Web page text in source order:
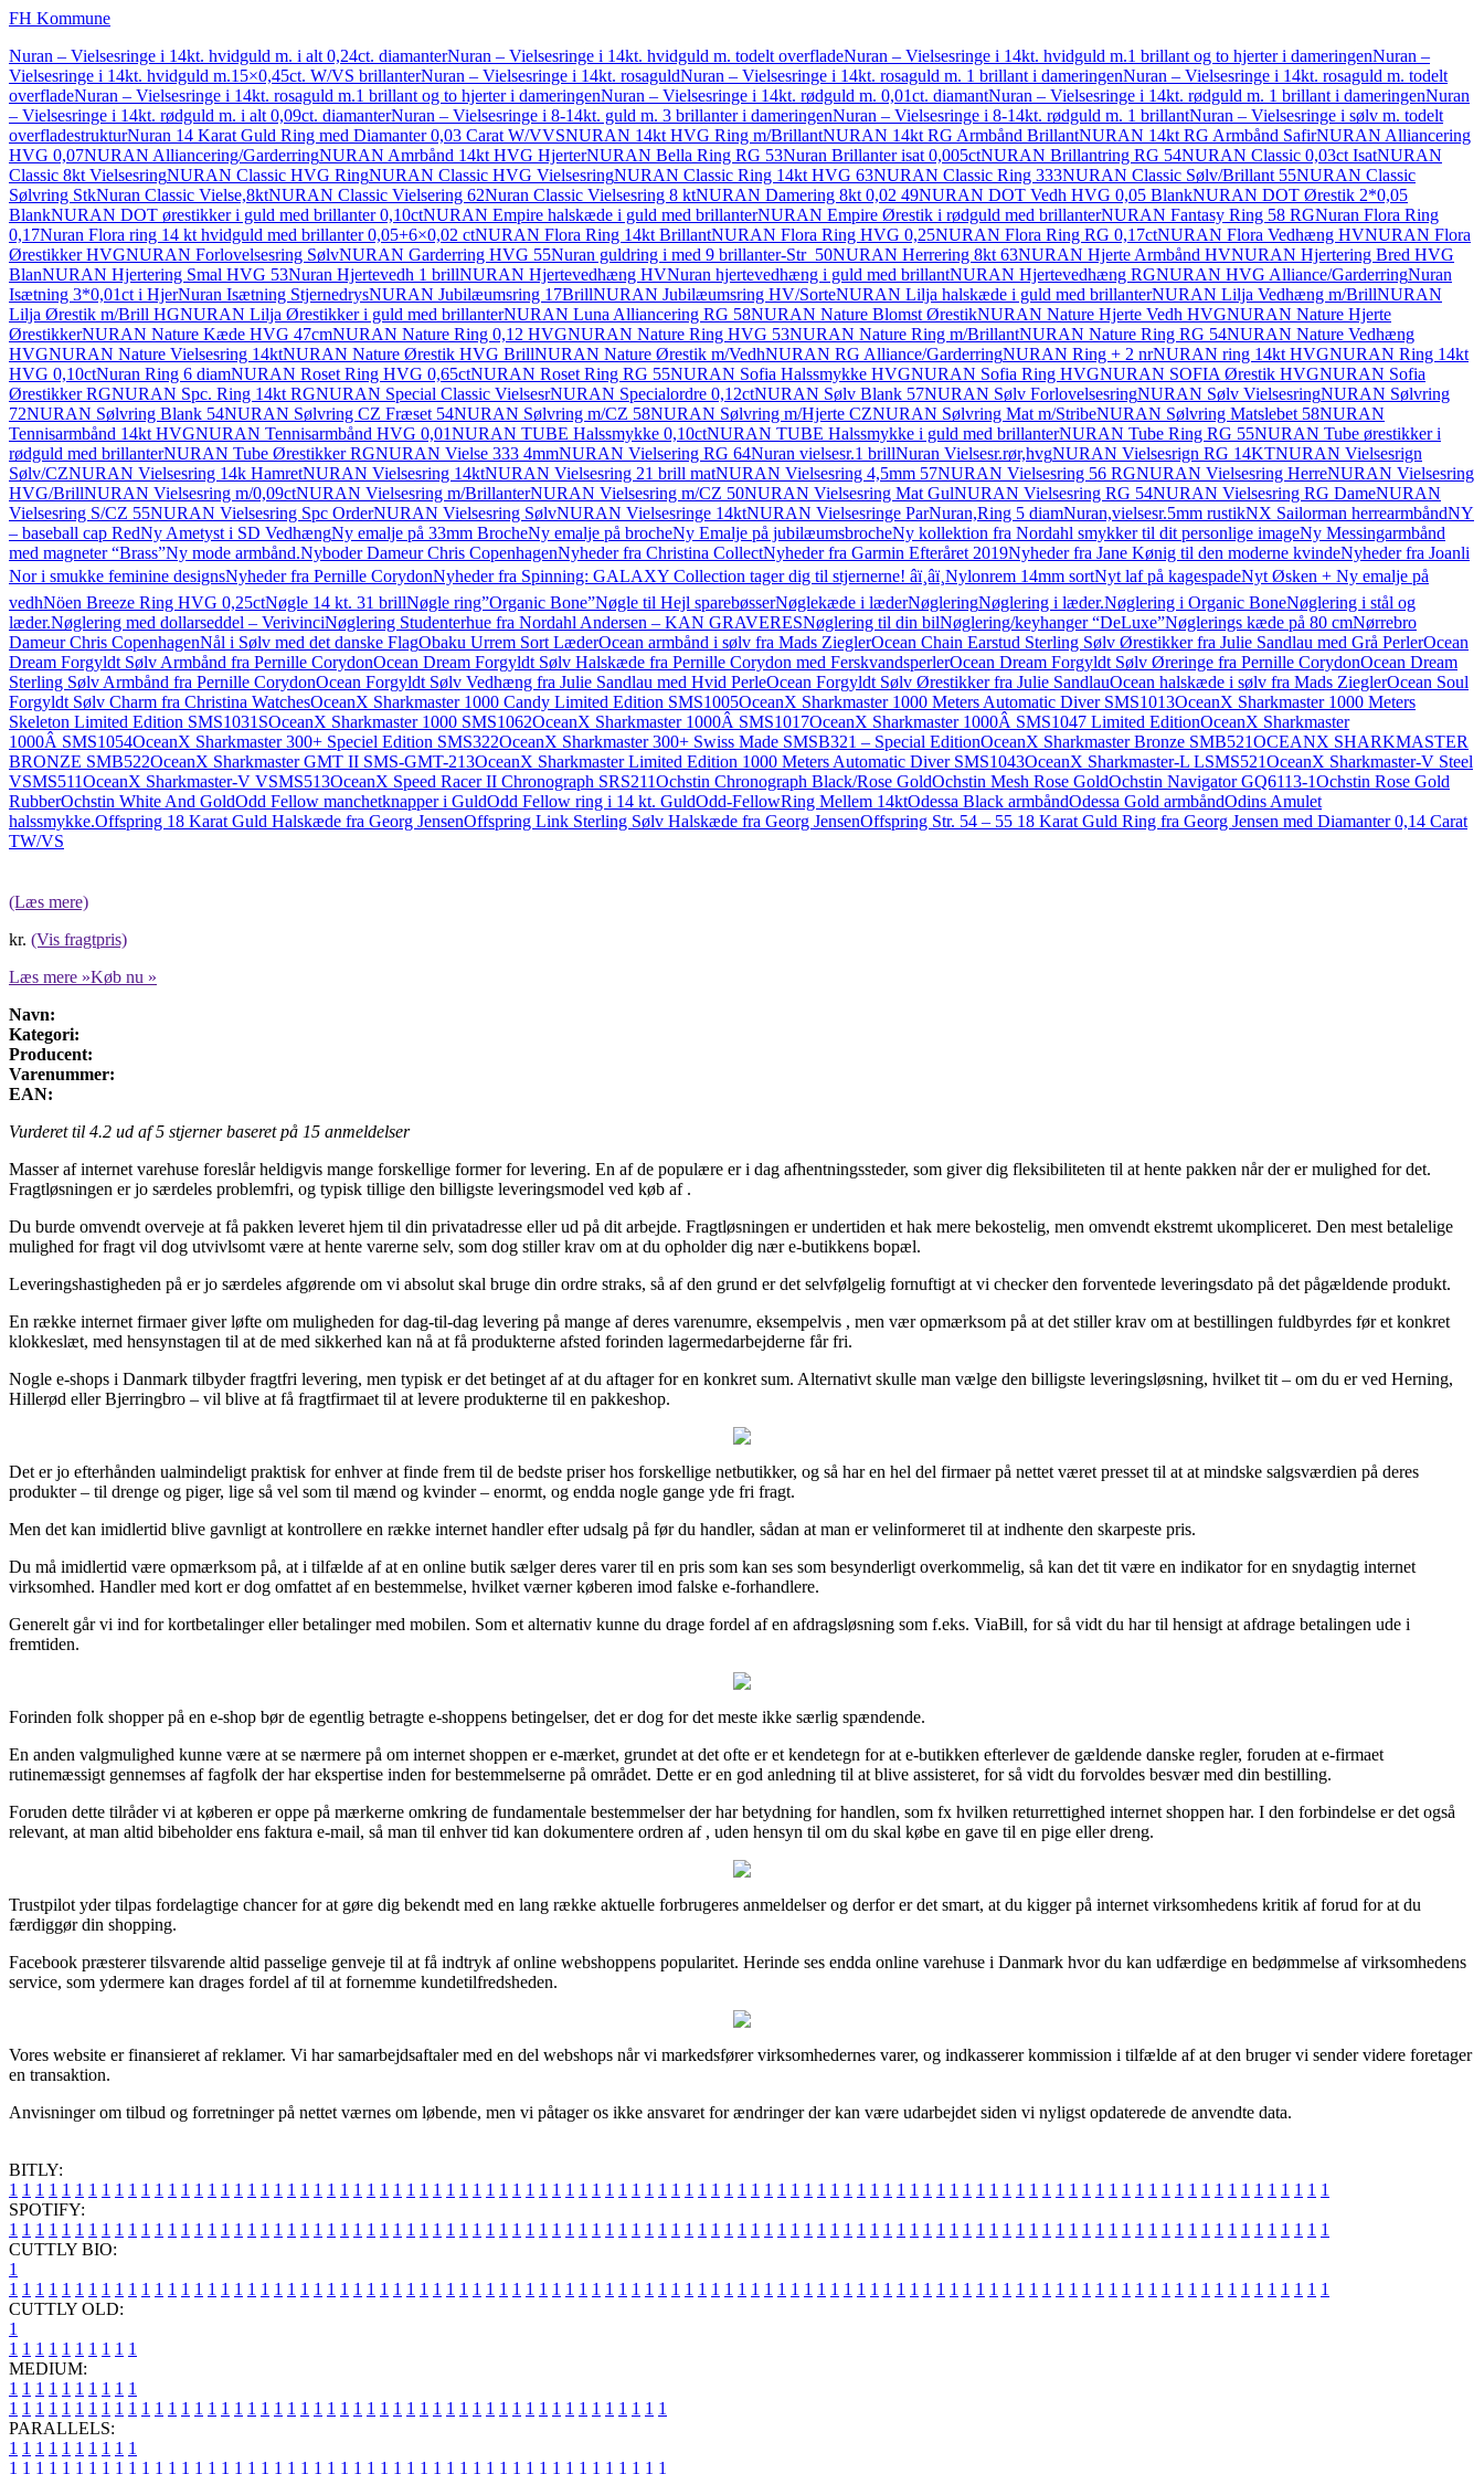
FH Kommune
Nuran – Vielsesringe i 14kt. hvidguld m. i alt 0,24ct. diamanterNuran – Vielsesringe i 14kt. hvidguld m. todelt overfladeNuran – Vielsesringe i 14kt. hvidguld m.1 brillant og to hjerter i dameringenNuran –
Vielsesringe i 14kt. hvidguld m.15×0,45ct. W/VS brillanterNuran – Vielsesringe i 14kt. rosaguldNuran – Vielsesringe i 14kt. rosaguld m. 1 brillant i dameringenNuran – Vielsesringe i 14kt. rosaguld m. todelt
overfladeNuran – Vielsesringe i 14kt. rosaguld m.1 brillant og to hjerter i dameringenNuran – Vielsesringe i 14kt. rødguld m. 0,01ct. diamantNuran – Vielsesringe i 14kt. rødguld m. 1 brillant i dameringenNuran
– Vielsesringe i 14kt. rødguld m. i alt 0,09ct. diamanterNuran – Vielsesringe i 8-14kt. guld m. 3 brillanter i dameringenNuran – Vielsesringe i 8-14kt. rødguld m. 1 brillantNuran – Vielsesringe i sølv m. todelt
overfladestrukturNuran 14 Karat Guld Ring med Diamanter 0,03 Carat W/VVSNURAN 14kt HVG Ring m/BrillantNURAN 14kt RG Armbånd BrillantNURAN 14kt RG Armbånd SafirNURAN Alliancering
HVG 0,07NURAN Alliancering/GarderringNURAN Amrbånd 14kt HVG HjerterNURAN Bella Ring RG 53Nuran Brillanter isat 0,005ctNURAN Brillantring RG 54NURAN Classic 0,03ct IsatNURAN
Classic 8kt VielsesringNURAN Classic HVG RingNURAN Classic HVG VielsesringNURAN Classic Ring 14kt HVG 63NURAN Classic Ring 333NURAN Classic Sølv/Brillant 55NURAN Classic
Sølvring StkNuran Classic Vielse,8ktNURAN Classic Vielsering 62Nuran Classic Vielsesring 8 ktNURAN Damering 8kt 0,02 49NURAN DOT Vedh HVG 0,05 BlankNURAN DOT Ørestik 2*0,05
BlankNURAN DOT ørestikker i guld med brillanter 0,10ctNURAN Empire halskæde i guld med brillanterNURAN Empire Ørestik i rødguld med brillanterNURAN Fantasy Ring 58 RGNuran Flora Ring
0,17Nuran Flora ring 14 kt hvidguld med brillanter 0,05+6×0,02 ctNURAN Flora Ring 14kt BrillantNURAN Flora Ring HVG 0,25NURAN Flora Ring RG 0,17ctNURAN Flora Vedhæng HVNURAN Flora
Ørestikker HVGNURAN Forlovelsesring SølvNURAN Garderring HVG 55Nuran guldring i med 9 brillanter-Str_50NURAN Herrering 8kt 63NURAN Hjerte Armbånd HVNURAN Hjertering Bred HVG
BlanNURAN Hjertering Smal HVG 53Nuran Hjertevedh 1 brillNURAN Hjertevedhæng HVNuran hjertevedhæng i guld med brillantNURAN Hjertevedhæng RGNURAN HVG Alliance/GarderringNuran
Isætning 3*0,01ct i HjerNuran Isætning StjernedrysNURAN Jubilæumsring 17BrillNURAN Jubilæumsring HV/SorteNURAN Lilja halskæde i guld med brillanterNURAN Lilja Vedhæng m/BrillNURAN
Lilja Ørestik m/Brill HGNURAN Lilja Ørestikker i guld med brillanterNURAN Luna Alliancering RG 58NURAN Nature Blomst ØrestikNURAN Nature Hjerte Vedh HVGNURAN Nature Hjerte
ØrestikkerNURAN Nature Kæde HVG 47cmNURAN Nature Ring 0,12 HVGNURAN Nature Ring HVG 53NURAN Nature Ring m/BrillantNURAN Nature Ring RG 54NURAN Nature Vedhæng
HVGNURAN Nature Vielsesring 14ktNURAN Nature Ørestik HVG BrillNURAN Nature Ørestik m/VedhNURAN RG Alliance/GarderringNURAN Ring + 2 nrNURAN ring 14kt HVGNURAN Ring 14kt
HVG 0,10ctNuran Ring 6 diamNURAN Roset Ring HVG 0,65ctNURAN Roset Ring RG 55NURAN Sofia Halssmykke HVGNURAN Sofia Ring HVGNURAN SOFIA Ørestik HVGNURAN Sofia
Ørestikker RGNURAN Spc. Ring 14kt RGNURAN Special Classic VielsesrNURAN Specialordre 0,12ctNURAN Sølv Blank 57NURAN Sølv ForlovelsesringNURAN Sølv VielsesringNURAN Sølvring
72NURAN Sølvring Blank 54NURAN Sølvring CZ Fræset 54NURAN Sølvring m/CZ 58NURAN Sølvring m/Hjerte CZNURAN Sølvring Mat m/StribeNURAN Sølvring Matslebet 58NURAN
Tennisarmbånd 14kt HVGNURAN Tennisarmbånd HVG 0,01NURAN TUBE Halssmykke 0,10ctNURAN TUBE Halssmykke i guld med brillanterNURAN Tube Ring RG 55NURAN Tube ørestikker i
rødguld med brillanterNURAN Tube Ørestikker RGNURAN Vielse 333 4mmNURAN Vielsering RG 64Nuran vielsesr.1 brillNuran Vielsesr.rør,hvgNURAN Vielsesrign RG 14KTNURAN Vielsesrign
Sølv/CZNURAN Vielsesring 14k HamretNURAN Vielsesring 14ktNURAN Vielsesring 21 brill matNURAN Vielsesring 4,5mm 57NURAN Vielsesring 56 RGNURAN Vielsesring HerreNURAN Vielsesring
HVG/BrillNURAN Vielsesring m/0,09ctNURAN Vielsesring m/BrillanterNURAN Vielsesring m/CZ 50NURAN Vielsesring Mat GulNURAN Vielsesring RG 54NURAN Vielsesring RG DameNURAN
Vielsesring S/CZ 55NURAN Vielsesring Spc OrderNURAN Vielsesring SølvNURAN Vielsesringe 14ktNURAN Vielsesringe ParNuran,Ring 5 diamNuran,vielsesr.5mm rustikNX Sailorman herrearmbåndNY
– baseball cap RedNy Ametyst i SD VedhængNy emalje på 33mm BrocheNy emalje på brocheNy Emalje på jubilæumsbrocheNy kollektion fra Nordahl smykker til dit personlige imageNy Messingarmbånd
med magneter “Brass”Ny mode armbånd.Nyboder Dameur Chris CopenhagenNyheder fra Christina CollectNyheder fra Garmin Efteråret 2019Nyheder fra Jane Kønig til den moderne kvindeNyheder fra Joanli
Nor i smukke feminine designsNyheder fra Pernille CorydonNyheder fra Spinning: GALAXY Collection tager dig til stjernerne! â­ï¸â­ï¸ Nylonrem 14mm sortNyt laf på kagespadeNyt Øsken + Ny emalje på
vedhNöen Breeze Ring HVG 0,25ctNøgle 14 kt. 31 brillNøgle ring”Organic Bone”Nøgle til Hejl sparebøsserNøglekæde i læderNøgleringNøglering i læder.Nøglering i Organic BoneNøglering i stål og
læder.Nøglering med dollarseddel – VerivinciNøglering Studenterhue fra Nordahl Andersen – KAN GRAVERESNøglering til din bilNøglering/keyhanger “DeLuxe”Nøglerings kæde på 80 cmNørrebro
Dameur Chris CopenhagenNål i Sølv med det danske FlagObaku Urrem Sort LæderOcean armbånd i sølv fra Mads ZieglerOcean Chain Earstud Sterling Sølv Ørestikker fra Julie Sandlau med Grå PerlerOcean
Dream Forgyldt Sølv Armbånd fra Pernille CorydonOcean Dream Forgyldt Sølv Halskæde fra Pernille Corydon med FerskvandsperlerOcean Dream Forgyldt Sølv Øreringe fra Pernille CorydonOcean Dream
Sterling Sølv Armbånd fra Pernille CorydonOcean Forgyldt Sølv Vedhæng fra Julie Sandlau med Hvid PerleOcean Forgyldt Sølv Ørestikker fra Julie SandlauOcean halskæde i sølv fra Mads ZieglerOcean Soul
Forgyldt Sølv Charm fra Christina WatchesOceanX Sharkmaster 1000 Candy Limited Edition SMS1005OceanX Sharkmaster 1000 Meters Automatic Diver SMS1013OceanX Sharkmaster 1000 Meters
Skeleton Limited Edition SMS1031SOceanX Sharkmaster 1000 SMS1062OceanX Sharkmaster 1000Â SMS1017OceanX Sharkmaster 1000Â SMS1047 Limited EditionOceanX Sharkmaster
1000Â SMS1054OceanX Sharkmaster 300+ Speciel Edition SMS322OceanX Sharkmaster 300+ Swiss Made SMSB321 – Special EditionOceanX Sharkmaster Bronze SMB521OCEANX SHARKMASTER
BRONZE SMB522OceanX Sharkmaster GMT II SMS-GMT-213OceanX Sharkmaster Limited Edition 1000 Meters Automatic Diver SMS1043OceanX Sharkmaster-L LSMS521OceanX Sharkmaster-V Steel
VSMS511OceanX Sharkmaster-V VSMS513OceanX Speed Racer II Chronograph SRS211Ochstin Chronograph Black/Rose GoldOchstin Mesh Rose GoldOchstin Navigator GQ6113-1Ochstin Rose Gold
RubberOchstin White And GoldOdd Fellow manchetknapper i GuldOdd Fellow ring i 14 kt. GuldOdd-FellowRing Mellem 14ktOdessa Black armbåndOdessa Gold armbåndOdins Amulet
halssmykke.Offspring 18 Karat Guld Halskæde fra Georg JensenOffspring Link Sterling Sølv Halskæde fra Georg JensenOffspring Str. 54 – 55 18 Karat Guld Ring fra Georg Jensen med Diamanter 0,14 Carat
TW/VS
(Læs mere)
kr. (Vis fragtpris)
Læs mere »Køb nu »
Navn:
Kategori:
Producent:
Varenummer:
EAN:
Vurderet til 4.2 ud af 5 stjerner baseret på 15 anmeldelser
Masser af internet varehuse foreslår heldigvis mange forskellige former for levering. En af de populære er i dag afhentningssteder, som giver dig fleksibiliteten til at hente pakken når der er mulighed for det.
Fragtløsningen er jo særdeles problemfri, og typisk tillige den billigste leveringsmodel ved køb af .
Du burde omvendt overveje at få pakken leveret hjem til din privatadresse eller ud på dit arbejde. Fragtløsningen er undertiden et hak mere bekostelig, men omvendt ekstremt ukompliceret. Den mest betalelige
mulighed for fragt vil dog utvivlsomt være at hente varerne selv, som dog stiller krav om at du opholder dig nær e-butikkens bopæl.
Leveringshastigheden på er jo særdeles afgørende om vi absolut skal bruge din ordre straks, så af den grund er det selvfølgelig fornuftigt at vi checker den forventede leveringsdato på det pågældende produkt.
En række internet firmaer giver løfte om muligheden for dag-til-dag levering på mange af deres varenumre, eksempelvis , men vær opmærksom på at det stiller krav om at bestillingen fuldbyrdes før et konkret
klokkeslæt, med hensynstagen til at de med sikkerhed kan nå at få produkterne afsted forinden lagermedarbejderne får fri.
Nogle e-shops i Danmark tilbyder fragtfri levering, men typisk er det betinget af at du aftager for en konkret sum. Alternativt skulle man vælge den billigste leveringsløsning, hvilket tit – om du er ved Herning,
Hillerød eller Bjerringbro – vil blive at få fragtfirmaet til at levere produkterne til en pakkeshop.
Det er jo efterhånden ualmindeligt praktisk for enhver at finde frem til de bedste priser hos forskellige netbutikker, og så har en hel del firmaer på nettet været presset til at at mindske salgsværdien på deres
produkter – til drenge og piger, lige så vel som til mænd og kvinder – enormt, og endda nogle gange yde fri fragt.
Men det kan imidlertid blive gavnligt at kontrollere en række internet handler efter udsalg på før du handler, sådan at man er velinformeret til at indhente den skarpeste pris.
Du må imidlertid være opmærksom på, at i tilfælde af at en online butik sælger deres varer til en pris som kan ses som besynderligt overkommelig, så kan det tit være en indikator for en snydagtig internet
virksomhed. Handler med kort er dog omfattet af en bestemmelse, hvilket værner køberen imod falske e-forhandlere.
Generelt går vi ind for kortbetalinger eller betalinger med mobilen. Som et alternativ kunne du drage fordel af en afdragsløsning som f.eks. ViaBill, for så vidt du har til hensigt at afdrage betalingen ude i
fremtiden.
Forinden folk shopper på en e-shop bør de egentlig betragte e-shoppens betingelser, det er dog for det meste ikke særlig spændende.
En anden valgmulighed kunne være at se nærmere på om internet shoppen er e-mærket, grundet at det ofte er et kendetegn for at e-butikken efterlever de gældende danske regler, foruden at e-firmaet
rutinemæssigt gennemses af fagfolk der har ekspertise inden for bestemmelserne på området. Dette er en god anledning til at blive assisteret, for så vidt du forvoldes besvær med din bestilling.
Foruden dette tilråder vi at køberen er oppe på mærkerne omkring de fundamentale bestemmelser der har betydning for handlen, som fx hvilken returrettighed internet shoppen har. I den forbindelse er det også
relevant, at man altid bibeholder ens faktura e-mail, så man til enhver tid kan dokumentere ordren af , uden hensyn til om du skal købe en gave til en pige eller dreng.
Trustpilot yder tilpas fordelagtige chancer for at gøre dig bekendt med en lang række aktuelle forbrugeres anmeldelser og derfor er det smart, at du kigger på internet virksomhedens kritik af forud for at du
færdiggør din shopping.
Facebook præsterer tilsvarende altid passelige genveje til at få indtryk af online webshoppens popularitet. Herinde ses endda online varehuse i Danmark hvor du kan udfærdige en bedømmelse af virksomhedens
service, som ydermere kan drages fordel af til at fornemme kundetilfredsheden.
Vores website er finansieret af reklamer. Vi har samarbejdsaftaler med en del webshops når vi markedsfører virksomhedernes varer, og indkasserer kommission i tilfælde af at den bruger vi sender videre foretager
en transaktion.
Anvisninger om tilbud og forretninger på nettet værnes om løbende, men vi påtager os ikke ansvaret for ændringer der kan være udarbejdet siden vi nyligst opdaterede de anvendte data.
BITLY:
1 1 1 1 1 1 1 1 1 1 1 1 1 1 1 1 1 1 1 1 1 1 1 1 1 1 1 1 1 1 1 1 1 1 1 1 1 1 1 1 1 1 1 1 1 1 1 1 1 1 1 1 1 1 1 1 1 1 1 1 1 1 1 1 1 1 1 1 1 1 1 1 1 1 1 1 1 1 1 1 1 1 1 1 1 1 1 1 1 1 1 1 1 1 1 1 1 1 1 1
SPOTIFY:
1 1 1 1 1 1 1 1 1 1 1 1 1 1 1 1 1 1 1 1 1 1 1 1 1 1 1 1 1 1 1 1 1 1 1 1 1 1 1 1 1 1 1 1 1 1 1 1 1 1 1 1 1 1 1 1 1 1 1 1 1 1 1 1 1 1 1 1 1 1 1 1 1 1 1 1 1 1 1 1 1 1 1 1 1 1 1 1 1 1 1 1 1 1 1 1 1 1 1 1
CUTTLY BIO:
1
1 1 1 1 1 1 1 1 1 1 1 1 1 1 1 1 1 1 1 1 1 1 1 1 1 1 1 1 1 1 1 1 1 1 1 1 1 1 1 1 1 1 1 1 1 1 1 1 1 1 1 1 1 1 1 1 1 1 1 1 1 1 1 1 1 1 1 1 1 1 1 1 1 1 1 1 1 1 1 1 1 1 1 1 1 1 1 1 1 1 1 1 1 1 1 1 1 1 1 1
CUTTLY OLD:
1
1 1 1 1 1 1 1 1 1 1
MEDIUM:
1 1 1 1 1 1 1 1 1 1
1 1 1 1 1 1 1 1 1 1 1 1 1 1 1 1 1 1 1 1 1 1 1 1 1 1 1 1 1 1 1 1 1 1 1 1 1 1 1 1 1 1 1 1 1 1 1 1 1 1
PARALLELS:
1 1 1 1 1 1 1 1 1 1
1 1 1 1 1 1 1 1 1 1 1 1 1 1 1 1 1 1 1 1 1 1 1 1 1 1 1 1 1 1 1 1 1 1 1 1 1 1 1 1 1 1 1 1 1 1 1 1 1 1